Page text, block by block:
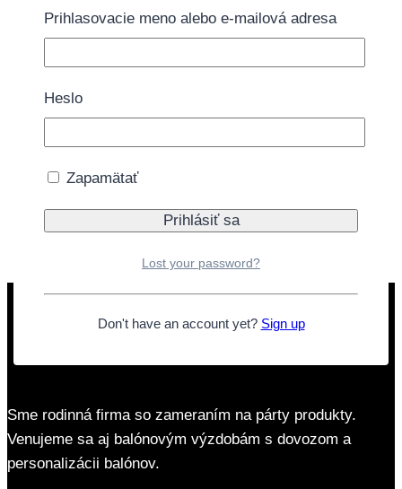
Balónik je vhodný na plnenie héliom aj vzduchom.
záujmu je možné balón nafúkať priamo v našej
kamennej predajni.
Tovar momentálne nie je na sklade.
Doprava zdarma nad 40€
Sme rodinná firma so zameraním na párty produkty.
Venujeme sa aj balónovým výzdobám s dovozom a
personalizácii balónov.
Prihlasovacie meno alebo e-mailová adresa
Heslo
Zapamätať
Lost your password?
Don't have an account yet? Sign up